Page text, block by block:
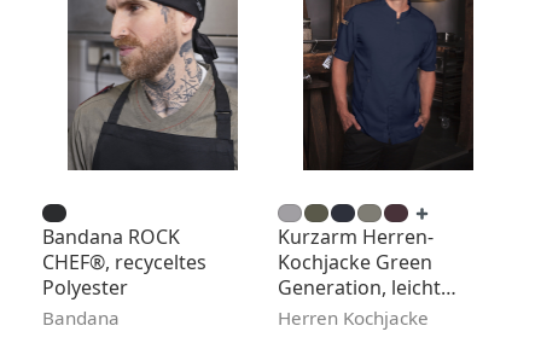
Bandana ROCK
CHEF®, recyceltes
Polyester
Bandana
Kurzarm Herren-
Kochjacke Green
Generation, leicht
tailliert
Herren Kochjacke